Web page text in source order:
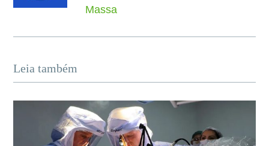
Massa
Leia também